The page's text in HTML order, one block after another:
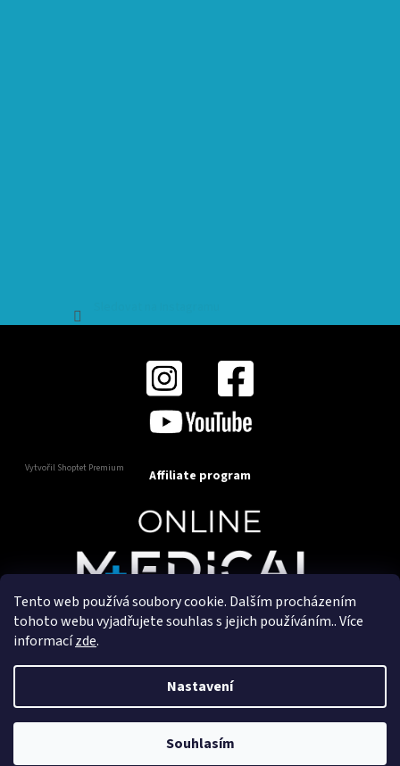
Tento web používá soubory cookie. Dalším procházením
tohoto webu vyjadřujete souhlas s jejich používáním.. Více
informacízde.
Nastavení
Souhlasím
Vytvořil Shoptet Premium Affiliate program
Copyright 2025OnlineMedical.cz. Všechna práva
Vytvořil a marketingově zajišťuje